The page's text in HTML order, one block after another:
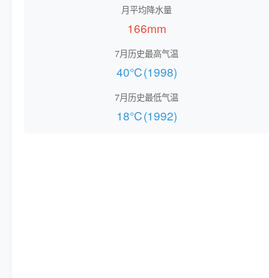
月平均降水量
166mm
7月历史最高气温
40℃(1998)
7月历史最低气温
18℃(1992)